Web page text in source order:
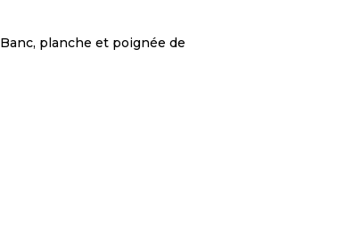
Banc, planche et poignée de